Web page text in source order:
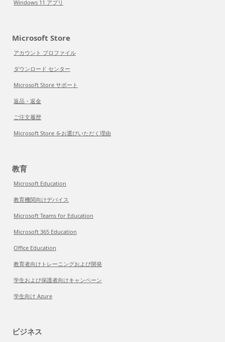
Windows 11 アプリ
Microsoft Store
アカウント プロファイル
ダウンロード センター
Microsoft Store サポート
返品・返金
ご注文履歴
Microsoft Store をお選びいただく理由
教育
Microsoft Education
教育機関向けデバイス
Microsoft Teams for Education
Microsoft 365 Education
Office Education
教育者向けトレーニングおよび開発
学生および保護者向けキャンペーン
学生向け Azure
ビジネス